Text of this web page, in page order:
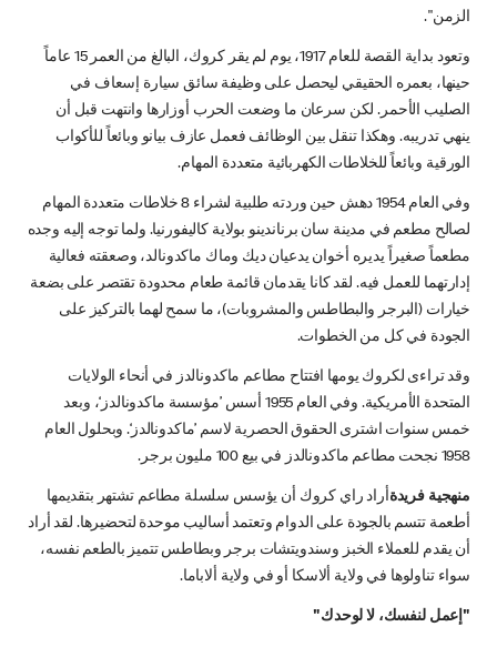
الزمن".
وتعود بداية القصة للعام 1917، يوم لم يقر كروك، البالغ من العمر 15 عاماً
حينها، بعمره الحقيقي ليحصل على وظيفة سائق سيارة إسعاف في
الصليب الأحمر. لكن سرعان ما وضعت الحرب أوزارها وانتهت قبل أن
ينهي تدريبه. وهكذا تنقل بين الوظائف فعمل عازف بيانو وبائعاً للأكواب
الورقية وبائعاً للخلاطات الكهربائية متعددة المهام.
وفي العام 1954 دهش حين وردته طلبية لشراء 8 خلاطات متعددة المهام
لصالح مطعم في مدينة سان برناندينو بولاية كاليفورنيا. ولما توجه إليه وجده
مطعماً صغيراً يديره أخوان يدعيان ديك وماك ماكدونالد، وصعقته فعالية
إدارتهما للعمل فيه. لقد كانا يقدمان قائمة طعام محدودة تقتصر على بضعة
خيارات (البرجر والبطاطس والمشروبات)، ما سمح لهما بالتركيز على
الجودة في كل من الخطوات.
وقد تراءى لكروك يومها افتتاح مطاعم ماكدونالدز في أنحاء الولايات
المتحدة الأمريكية. وفي العام 1955 أسس ’مؤسسة ماكدونالدز‘، وبعد
خمس سنوات اشترى الحقوق الحصرية لاسم ’ماكدونالدز‘. وبحلول العام
1958 نجحت مطاعم ماكدونالدز في بيع 100 مليون برجر.
منهجية فريدة أراد راي كروك أن يؤسس سلسلة مطاعم تشتهر بتقديمها
أطعمة تتسم بالجودة على الدوام وتعتمد أساليب موحدة لتحضيرها. لقد أراد
أن يقدم للعملاء الخبز وسندويتشات برجر وبطاطس تتميز بالطعم نفسه،
سواء تناولوها في ولاية ألاسكا أو في ولاية ألاباما.
"إعمل لنفسك، لا لوحدك"